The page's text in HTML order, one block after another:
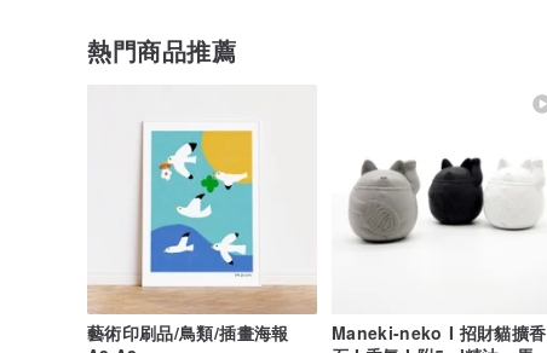
熱門商品推薦
藝術印刷品/鳥類/插畫海報
Maneki-neko I 招財貓擴香